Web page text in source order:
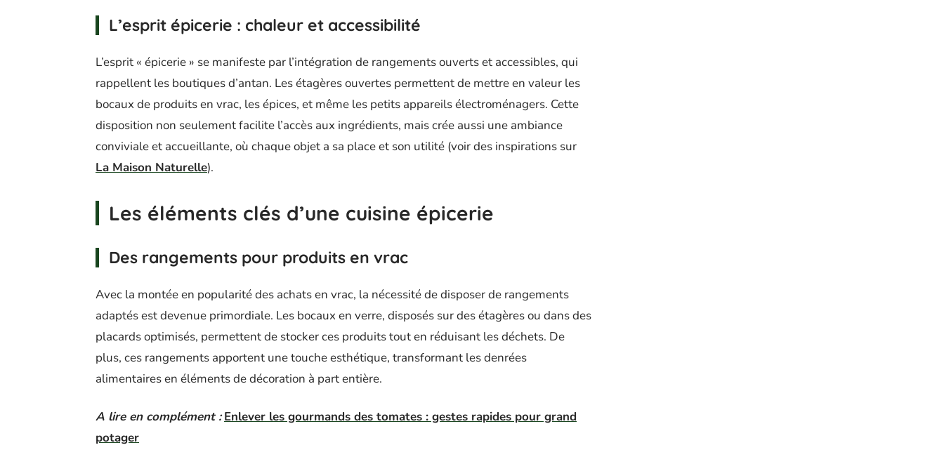
L’esprit épicerie : chaleur et accessibilité
L’esprit « épicerie » se manifeste par l’intégration de rangements ouverts et accessibles, qui
rappellent les boutiques d’antan. Les étagères ouvertes permettent de mettre en valeur les
bocaux de produits en vrac, les épices, et même les petits appareils électroménagers. Cette
disposition non seulement facilite l’accès aux ingrédients, mais crée aussi une ambiance
conviviale et accueillante, où chaque objet a sa place et son utilité (voir des inspirations sur
La Maison Naturelle).
Les éléments clés d’une cuisine épicerie
Des rangements pour produits en vrac
Avec la montée en popularité des achats en vrac, la nécessité de disposer de rangements
adaptés est devenue primordiale. Les bocaux en verre, disposés sur des étagères ou dans des
placards optimisés, permettent de stocker ces produits tout en réduisant les déchets. De
plus, ces rangements apportent une touche esthétique, transformant les denrées
alimentaires en éléments de décoration à part entière.
A lire en complément : Enlever les gourmands des tomates : gestes rapides pour grand
potager